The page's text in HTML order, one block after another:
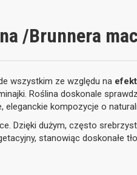
/Brunnera
wszystkim ze względu na
Roślina doskonale
eleganckie kompozycje o
Dzięki dużym, często
stanowiąc doskonałe